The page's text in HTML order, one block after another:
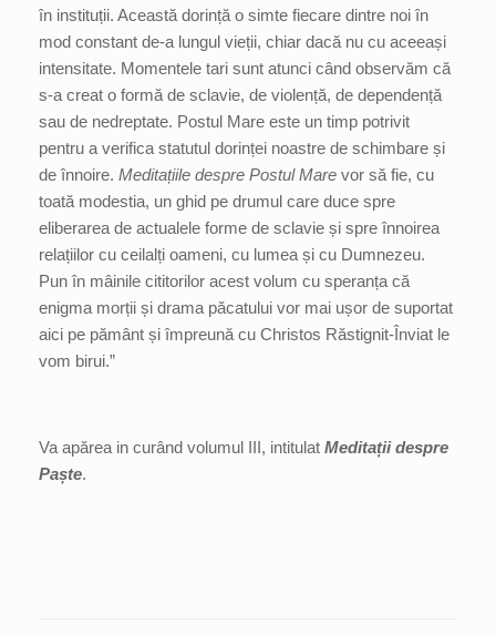
în instituții. Această dorință o simte fiecare dintre noi în
mod constant de-a lungul vieții, chiar dacă nu cu aceeași
intensitate. Momentele tari sunt atunci când observăm că
s-a creat o formă de sclavie, de violență, de dependență
sau de nedreptate. Postul Mare este un timp potrivit
pentru a verifica statutul dorinței noastre de schimbare și
de înnoire. Meditațiile despre Postul Mare vor să fie, cu
toată modestia, un ghid pe drumul care duce spre
eliberarea de actualele forme de sclavie și spre înnoirea
relațiilor cu ceilalți oameni, cu lumea și cu Dumnezeu.
Pun în mâinile cititorilor acest volum cu speranța că
enigma morții și drama păcatului vor mai ușor de suportat
aici pe pământ și împreună cu Christos Răstignit-Înviat le
vom birui.”
Va apărea in curând volumul III, intitulat Meditații despre
Paște.